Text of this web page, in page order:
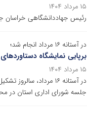
۱۵ مرداد ۱۴۰۴
رئیس جهاددانشگاهی خراسان‌
در آستانه ۱۶ مرداد انجام شد؛
برپایی نمایشگاه
۱۵ مرداد ۱۴۰۴
در آستانه ۱۶ مرداد،
جلسه شورای اداری استان در